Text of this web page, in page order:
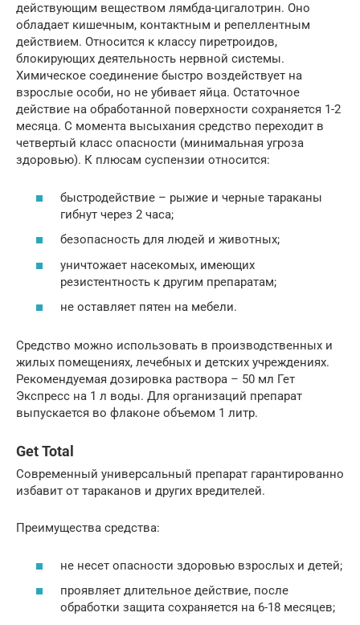
действующим веществом лямбда-цигалотрин. Оно
обладает кишечным, контактным и репеллентным
действием. Относится к классу пиретроидов,
блокирующих деятельность нервной системы.
Химическое соединение быстро воздействует на
взрослые особи, но не убивает яйца. Остаточное
действие на обработанной поверхности сохраняется 1-2
месяца. С момента высыхания средство переходит в
четвертый класс опасности (минимальная угроза
здоровью). К плюсам суспензии относится:
быстродействие – рыжие и черные тараканы
гибнут через 2 часа;
безопасность для людей и животных;
уничтожает насекомых, имеющих
резистентность к другим препаратам;
не оставляет пятен на мебели.
Средство можно использовать в производственных и
жилых помещениях, лечебных и детских учреждениях.
Рекомендуемая дозировка раствора – 50 мл Гет
Экспресс на 1 л воды. Для организаций препарат
выпускается во флаконе объемом 1 литр.
Get Total
Современный универсальный препарат гарантированно
избавит от тараканов и других вредителей.
Преимущества средства:
не несет опасности здоровью взрослых и детей;
проявляет длительное действие, после
обработки защита сохраняется на 6-18 месяцев;